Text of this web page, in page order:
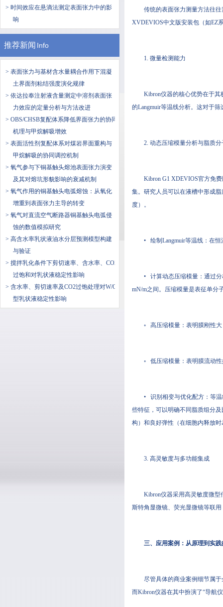
> 时间效应在悬滴法测定表面张力中的影
响
推荐新闻 Info
> 表面张力与基材含水量耦合作用下混凝
土界面剂粘结强度演化规律
> 依达拉奉注射液含量测定中溶剂表面张
力效应的定量分析与方法改进
> OBS/CHSB复配体系降低界面张力的协同
机理与甲烷解吸增效
> 表面活性剂复配体系对煤岩界面重构与
甲烷解吸的协同调控机制
> 氧气参与下铜基触头熔池表面张力演变
及其对熔坑形貌影响的衰减机制
> 氧气作用的铜基触头电弧熔蚀：从氧化
增重到表面张力主导的转变
> 氧气对直流空气断路器铜基触头电弧侵
蚀的数值模拟研究
> 高含水率乳状液油水分层预测模型构建
与验证
> 搅拌乳化条件下剪切速率、含水率、CO2
过饱和对乳状液稳定性影响
> 含水率、剪切速率及CO2过饱处理对W/O
型乳状液稳定性影响
传统的表面张力测量方法往
XVDEVIOS中文版安装包（如EZ
1. 微量检测能力
Kibron仪器的核心优势在于
的Langmuir等温线分析。这对于
2. 动态压缩模量分析与脂质
Kibron G1 XDEVIOS官方免
集。研究人员可以在液槽中形成
度）。
• 绘制Langmuir等温线：在
• 计算动态压缩模量：通过分
mN/m之间。压缩模量是表征单分
◦ 高压缩模量：表明膜刚性
◦ 低压缩模量：表明膜流动
• 识别相变与优化配方：等
些特征，可以明确不同脂质组分
构）和良好弹性（在细胞内释放
3. 高灵敏度与多功能集成
Kibron仪器采用高灵敏度微
斯特角显微镜、荧光显微镜等联
三、应用案例：从原理到实
尽管具体的商业案例细节属
而Kibron仪器在其中扮演了“导航